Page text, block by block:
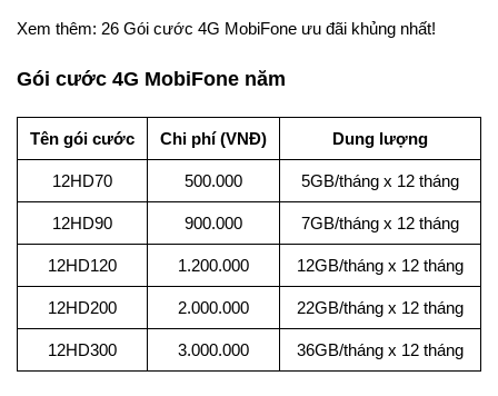
Xem thêm: 26 Gói cước 4G MobiFone ưu đãi khủng nhất!
Gói cước 4G MobiFone năm
Tên gói cước Chi phí (VNĐ) Dung lượng
12HD70 500.000 5GB/tháng x 12 tháng
12HD90 900.000 7GB/tháng x 12 tháng
12HD120 1.200.000 12GB/tháng x 12 tháng
12HD200 2.000.000 22GB/tháng x 12 tháng
12HD300 3.000.000 36GB/tháng x 12 tháng